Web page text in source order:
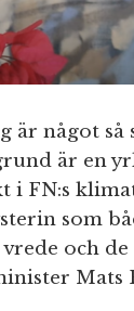
är något
är en
i FN:s
som
och
Mats